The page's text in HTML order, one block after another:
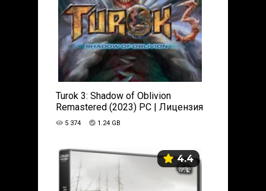
Turok 3: Shadow of Oblivion
Remastered (2023) PC | Лицензия
5 374 1.24 GB
4.4